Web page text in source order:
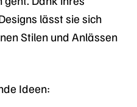
lässt sie sich
Stilen und Anlässen
Ideen: